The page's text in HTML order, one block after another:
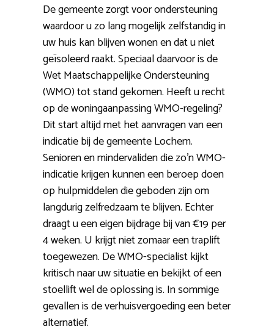
De gemeente zorgt voor ondersteuning
waardoor u zo lang mogelijk zelfstandig in
uw huis kan blijven wonen en dat u niet
geïsoleerd raakt. Speciaal daarvoor is de
Wet Maatschappelijke Ondersteuning
(WMO) tot stand gekomen. Heeft u recht
op de woningaanpassing WMO-regeling?
Dit start altijd met het aanvragen van een
indicatie bij de gemeente Lochem.
Senioren en mindervaliden die zo’n WMO-
indicatie krijgen kunnen een beroep doen
op hulpmiddelen die geboden zijn om
langdurig zelfredzaam te blijven. Echter
draagt u een eigen bijdrage bij van €19 per
4 weken. U krijgt niet zomaar een traplift
toegewezen. De WMO-specialist kijkt
kritisch naar uw situatie en bekijkt of een
stoellift wel de oplossing is. In sommige
gevallen is de verhuisvergoeding een beter
alternatief.